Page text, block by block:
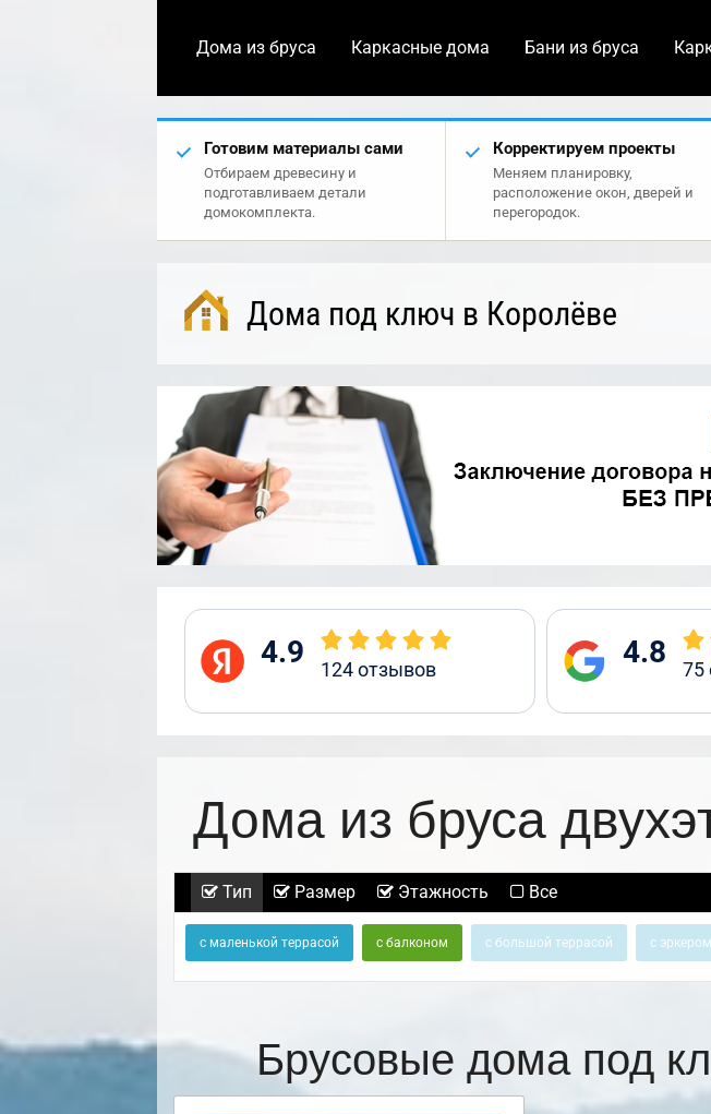
Дома из бруса Каркасные дома Бани из бруса
Готовим материалы сами
Отбираем древесину и
подготавливаем детали
домокомплекта.
Корректируем проекты
Меняем планировку,
расположение окон, дверей и
перегородок.
Дома под ключ в Королёве
4.9 124отзывов 4.8 75
Дома из бруса
Тип Размер Этажность Все
с маленькой террасой с балконом с большой террасой с эркером
Брусовые дома под